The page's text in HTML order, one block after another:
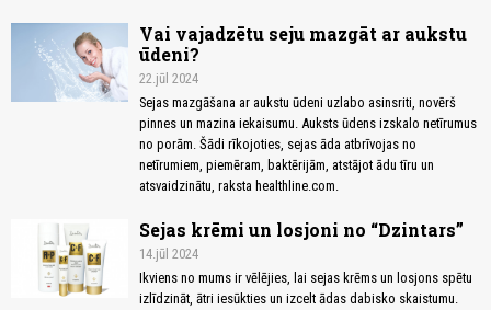
Vai vajadzētu seju mazgāt ar aukstu
ūdeni?
22.jūl 2024
Sejas mazgāšana ar aukstu ūdeni uzlabo asinsriti, novērš
pinnes un mazina iekaisumu. Auksts ūdens izskalo netīrumus
no porām. Šādi rīkojoties, sejas āda atbrīvojas no
netīrumiem, piemēram, baktērijām, atstājot ādu tīru un
atsvaidzinātu, raksta healthline.com.
Sejas krēmi un losjoni no “Dzintars”
14.jūl 2024
Ikviens no mums ir vēlējies, lai sejas krēms un losjons spētu
izlīdzināt, ātri iesūkties un izcelt ādas dabisko skaistumu.